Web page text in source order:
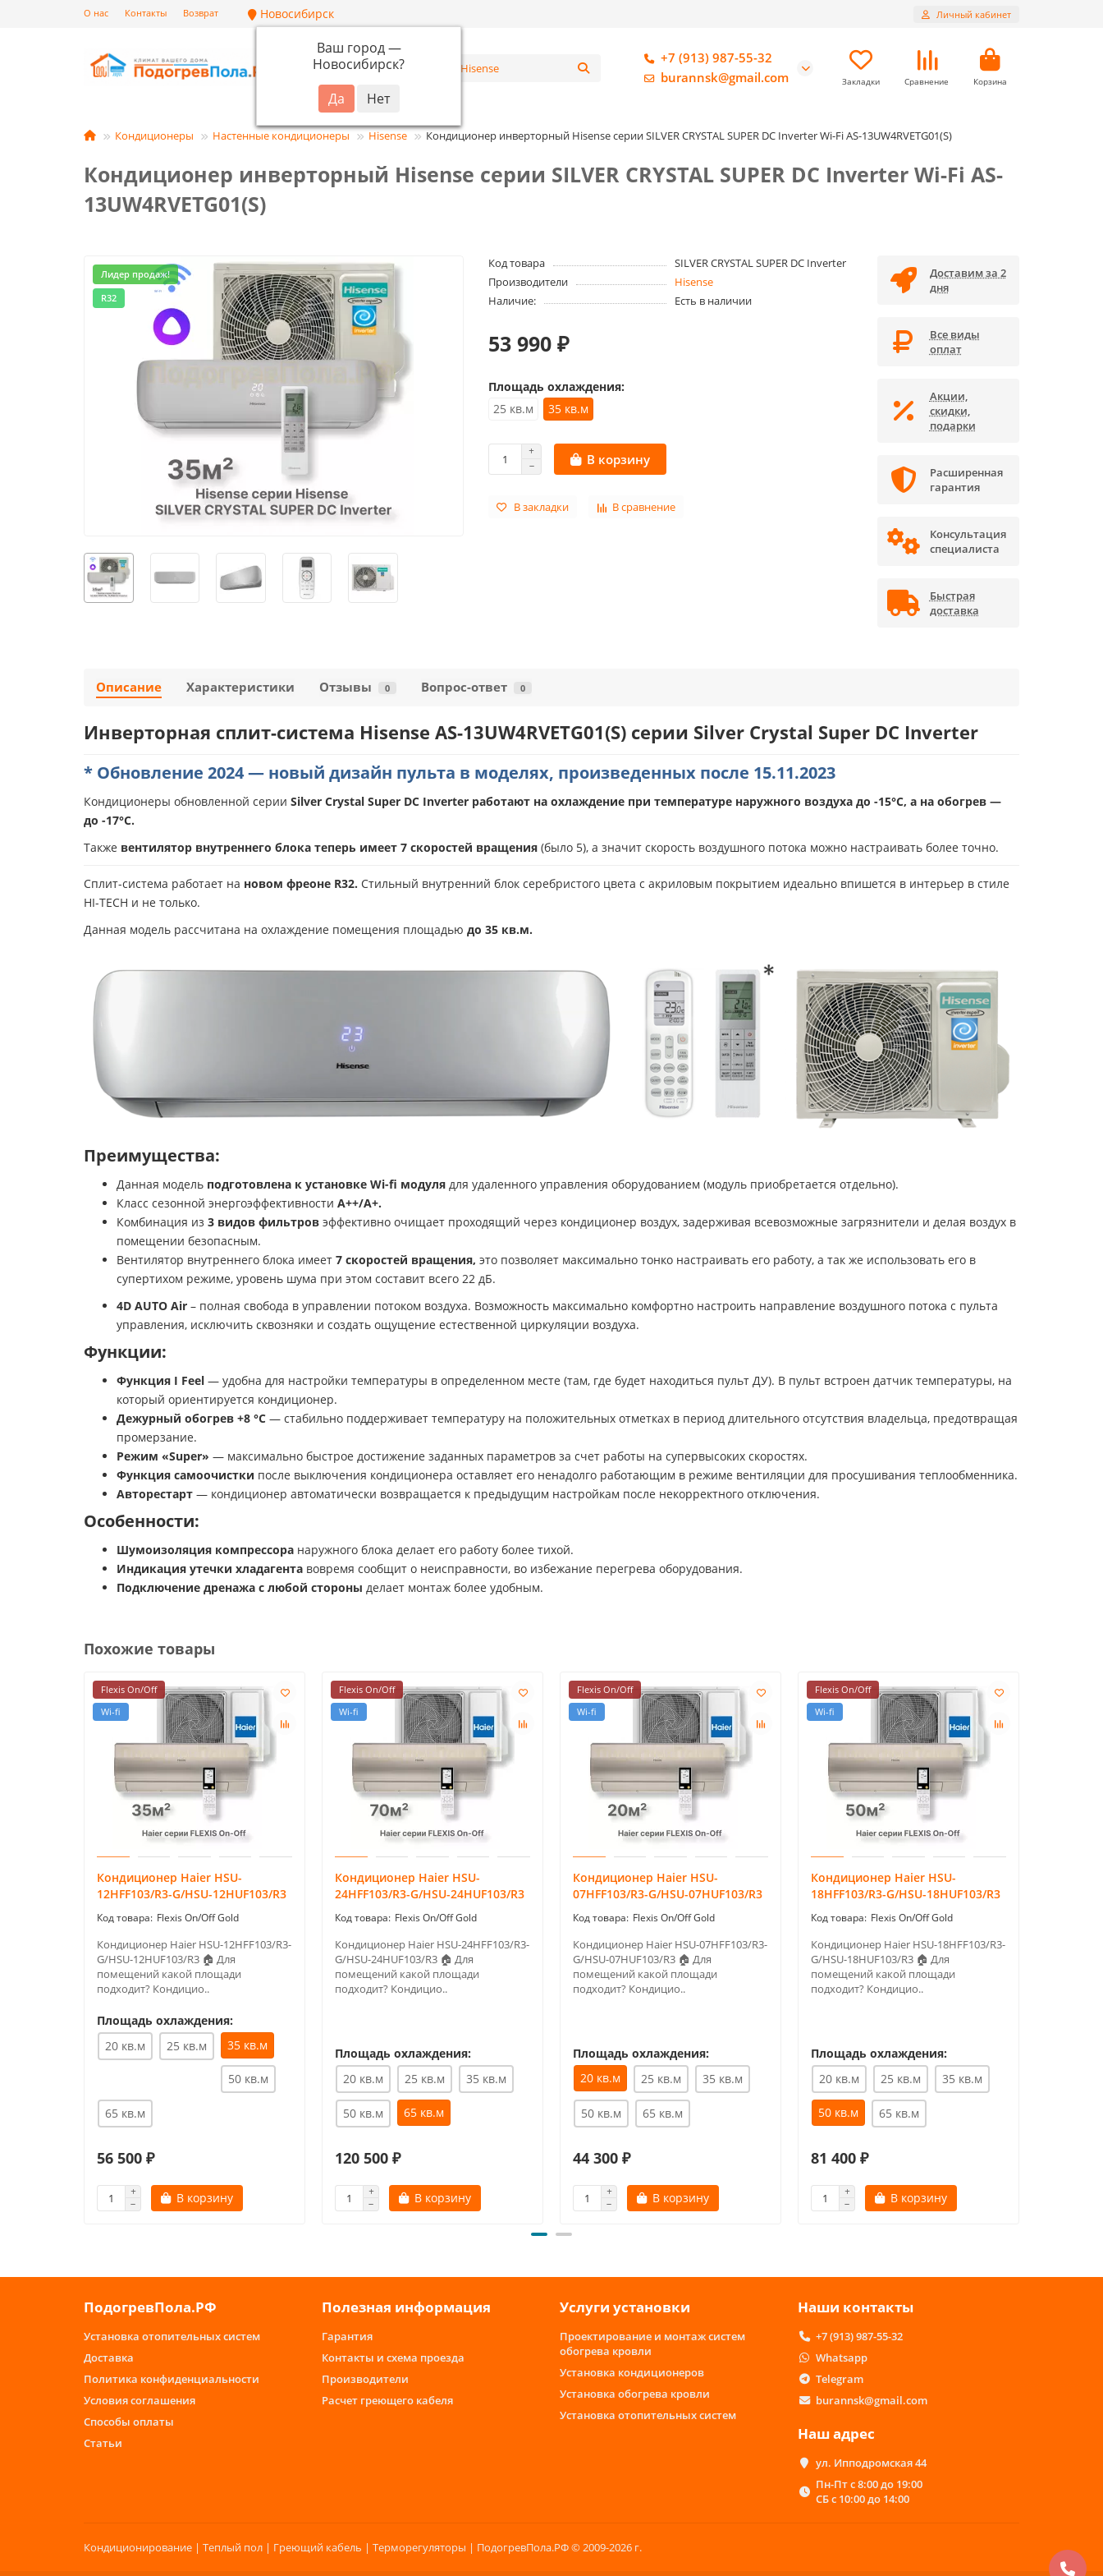
О нас Контакты Возврат Новосибирск
Ваш город —
Новосибирск?
Личный кабинет
Каталог
+7 (913) 987-55-32
burannsk@gmail.com
Закладки Сравнение Корзина
Кондиционеры Настенные кондиционеры Hisense Кондиционер инверторный Hisense серии SILVER CRYSTAL SUPER DC Inverter Wi-Fi AS-13UW4RVETG01(S)
Кондиционер инверторный Hisense серии SILVER CRYSTAL SUPER DC Inverter Wi-Fi AS-
13UW4RVETG01(S)
Лидер продаж!
R32
Код товара
SILVER CRYSTAL SUPER DC Inverter
Производители
Hisense
Наличие:
Есть в наличии
53 990 ₽
Площадь охлаждения:
25 кв.м
35 кв.м
В корзину
В закладки В сравнение
Доставим за 2
дня
Все виды
оплат
Акции,
скидки,
подарки
Расширенная
гарантия
Консультация
специалиста
Быстрая
доставка
Описание Характеристики Отзывы 0 Вопрос-ответ 0
Инверторная сплит-система Hisense AS-13UW4RVETG01(S) серии Silver Crystal Super DC Inverter
* Обновление 2024 — новый дизайн пульта в моделях, произведенных после 15.11.2023
Кондиционеры обновленной серии Silver Crystal Super DC Inverter работают на охлаждение при температуре наружного воздуха до -15°С, а на обогрев —
до -17°С.
Также вентилятор внутреннего блока теперь имеет 7 скоростей вращения (было 5), а значит скорость воздушного потока можно настраивать более точно.
Сплит-система работает на новом фреоне R32. Стильный внутренний блок серебристого цвета с акриловым покрытием идеально впишется в интерьер в стиле
HI-TECH и не только.
Данная модель рассчитана на охлаждение помещения площадью до 35 кв.м.
Преимущества:
Данная модель подготовлена к установке Wi-fi модуля для удаленного управления оборудованием (модуль приобретается отдельно).
Класс сезонной энергоэффективности А++/А+.
Комбинация из 3 видов фильтров эффективно очищает проходящий через кондиционер воздух, задерживая всевозможные загрязнители и делая воздух в
помещении безопасным.
Вентилятор внутреннего блока имеет 7 скоростей вращения, это позволяет максимально тонко настраивать его работу, а так же использовать его в
супертихом режиме, уровень шума при этом составит всего 22 дБ.
4D AUTO Air – полная свобода в управлении потоком воздуха. Возможность максимально комфортно настроить направление воздушного потока с пульта
управления, исключить сквозняки и создать ощущение естественной циркуляции воздуха.
Функции:
Функция I Feel — удобна для настройки температуры в определенном месте (там, где будет находиться пульт ДУ). В пульт встроен датчик температуры, на
который ориентируется кондиционер.
Дежурный обогрев +8 °С — стабильно поддерживает температуру на положительных отметках в период длительного отсутствия владельца, предотвращая
промерзание.
Режим «Super» — максимально быстрое достижение заданных параметров за счет работы на супервысоких скоростях.
Функция самоочистки после выключения кондиционера оставляет его ненадолго работающим в режиме вентиляции для просушивания теплообменника.
Авторестарт — кондиционер автоматически возвращается к предыдущим настройкам после некорректного отключения.
Особенности:
Шумоизоляция компрессора наружного блока делает его работу более тихой.
Индикация утечки хладагента вовремя сообщит о неисправности, во избежание перегрева оборудования.
Подключение дренажа с любой стороны делает монтаж более удобным.
Похожие товары
Flexis On/Off
Wi-fi
Кондиционер Haier HSU-
12HFF103/R3-G/HSU-12HUF103/R3
Flexis On/Off Gold
Кондиционер Haier HSU-12HFF103/R3-
G/HSU-12HUF103/R3 🏠 Для
помещений какой площади
подходит? Кондицио..
Площадь охлаждения:
20 кв.м
25 кв.м 35 кв.м
50 кв.м
65 кв.м
56 500 ₽
В корзину
Flexis On/Off
Wi-fi
Кондиционер Haier HSU-
24HFF103/R3-G/HSU-24HUF103/R3
Flexis On/Off Gold
Кондиционер Haier HSU-24HFF103/R3-
G/HSU-24HUF103/R3 🏠 Для
помещений какой площади
подходит? Кондицио..
Площадь охлаждения:
20 кв.м
25 кв.м 35 кв.м
50 кв.м 65 кв.м
120 500 ₽
В корзину
Flexis On/Off
Wi-fi
Кондиционер Haier HSU-
07HFF103/R3-G/HSU-07HUF103/R3
Flexis On/Off Gold
Кондиционер Haier HSU-07HFF103/R3-
G/HSU-07HUF103/R3 🏠 Для
помещений какой площади
подходит? Кондицио..
Площадь охлаждения:
20 кв.м
25 кв.м 35 кв.м
50 кв.м 65 кв.м
44 300 ₽
В корзину
Flexis On/Off
Wi-fi
Кондиционер Haier HSU-
18HFF103/R3-G/HSU-18HUF103/R3
Flexis On/Off Gold
Кондиционер Haier HSU-18HFF103/R3-
G/HSU-18HUF103/R3 🏠 Для
помещений какой площади
подходит? Кондицио..
Площадь охлаждения:
20 кв.м
25 кв.м 35 кв.м
50 кв.м 65 кв.м
81 400 ₽
В корзину
ПодогревПола.РФ
Установка отопительных систем
Доставка
Политика конфиденциальности
Условия соглашения
Способы оплаты
Статьи
Полезная информация
Гарантия
Контакты и схема проезда
Производители
Расчет греющего кабеля
Услуги установки
Проектирование и монтаж систем
обогрева кровли
Установка кондиционеров
Установка обогрева кровли
Установка отопительных систем
Наши контакты
+7 (913) 987-55-32
Whatsapp
Telegram
burannsk@gmail.com
Наш адрес
ул. Ипподромская 44
Пн-Пт с 8:00 до 19:00
СБ с 10:00 до 14:00
Кондиционирование | Теплый пол | Греющий кабель | Терморегуляторы | ПодогревПола.РФ © 2009-2026 г.